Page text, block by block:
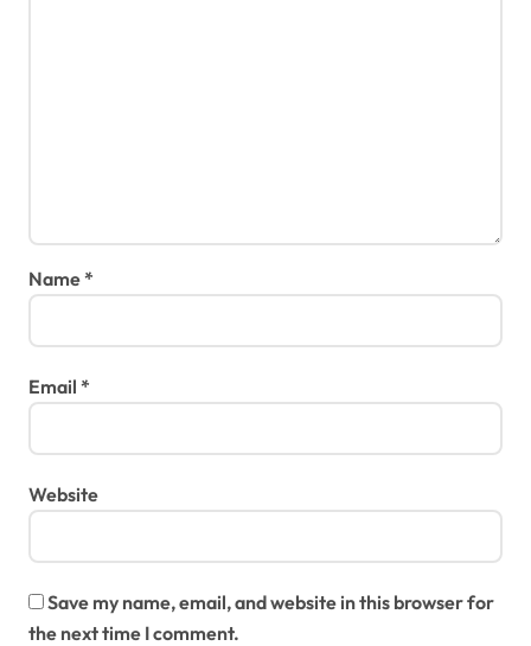
Name*
Email *
Website
Save my name, email, and website in this browser for
the next time I comment.